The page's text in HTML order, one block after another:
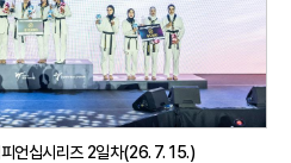
언십시리즈 2일차(26. 7. 15.)